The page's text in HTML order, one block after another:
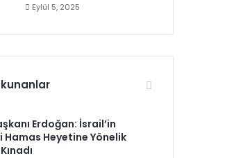
Eylül 5, 2025
Erdoğan: İsrail’in
Hamas Heyetine Yönelik